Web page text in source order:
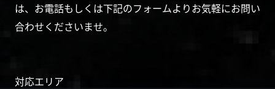
は、お電話もしくは下記のフォームよりお気軽にお問い
合わせくださいませ。
対応エリア